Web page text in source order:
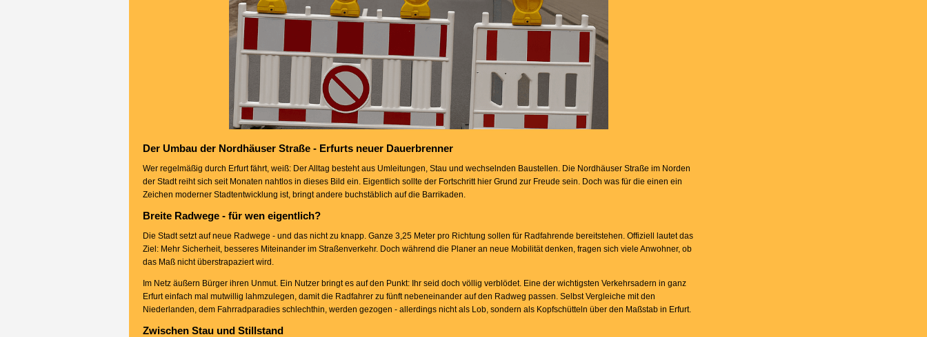
Der Umbau der Nordhäuser Straße - Erfurts neuer Dauerbrenner
Wer regelmäßig durch Erfurt fährt, weiß: Der Alltag besteht aus Umleitungen, Stau und wechselnden Baustellen. Die Nordhäuser Straße im Norden
der Stadt reiht sich seit Monaten nahtlos in dieses Bild ein. Eigentlich sollte der Fortschritt hier Grund zur Freude sein. Doch was für die einen ein
Zeichen moderner Stadtentwicklung ist, bringt andere buchstäblich auf die Barrikaden.
Breite Radwege - für wen eigentlich?
Die Stadt setzt auf neue Radwege - und das nicht zu knapp. Ganze 3,25 Meter pro Richtung sollen für Radfahrende bereitstehen. Offiziell lautet das
Ziel: Mehr Sicherheit, besseres Miteinander im Straßenverkehr. Doch während die Planer an neue Mobilität denken, fragen sich viele Anwohner, ob
das Maß nicht überstrapaziert wird.
Im Netz äußern Bürger ihren Unmut. Ein Nutzer bringt es auf den Punkt: Ihr seid doch völlig verblödet. Eine der wichtigsten Verkehrsadern in ganz
Erfurt einfach mal mutwillig lahmzulegen, damit die Radfahrer zu fünft nebeneinander auf den Radweg passen. Selbst Vergleiche mit den
Niederlanden, dem Fahrradparadies schlechthin, werden gezogen - allerdings nicht als Lob, sondern als Kopfschütteln über den Maßstab in Erfurt.
Zwischen Stau und Stillstand